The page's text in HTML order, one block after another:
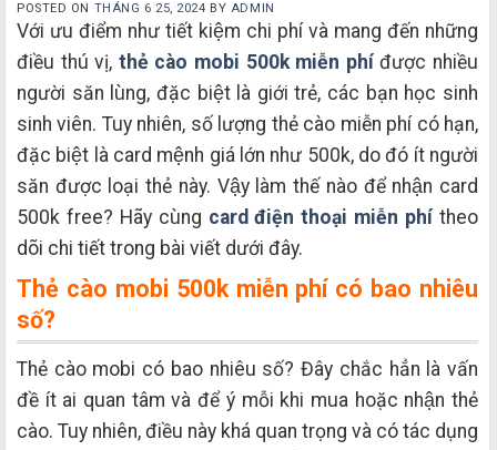
POSTED ON THÁNG 6 25, 2024 BY ADMIN
Với ưu điểm như tiết kiệm chi phí và mang đến những
điều thú vị, thẻ cào mobi 500k miễn phíđược nhiều
người săn lùng, đặc biệt là giới trẻ, các bạn học sinh
sinh viên. Tuy nhiên, số lượng thẻ cào miễn phí có hạn,
đặc biệt là card mệnh giá lớn như 500k, do đó ít người
săn được loại thẻ này. Vậy làm thế nào để nhận card
500k free? Hãy cùng card điện thoại miễn phí theo
dõi chi tiết trong bài viết dưới đây.
Thẻ cào mobi 500k miễn phí có bao nhiêu
số?
Thẻ cào mobi có bao nhiêu số? Đây chắc hẳn là vấn
đề ít ai quan tâm và để ý mỗi khi mua hoặc nhận thẻ
cào. Tuy nhiên, điều này khá quan trọng và có tác dụng